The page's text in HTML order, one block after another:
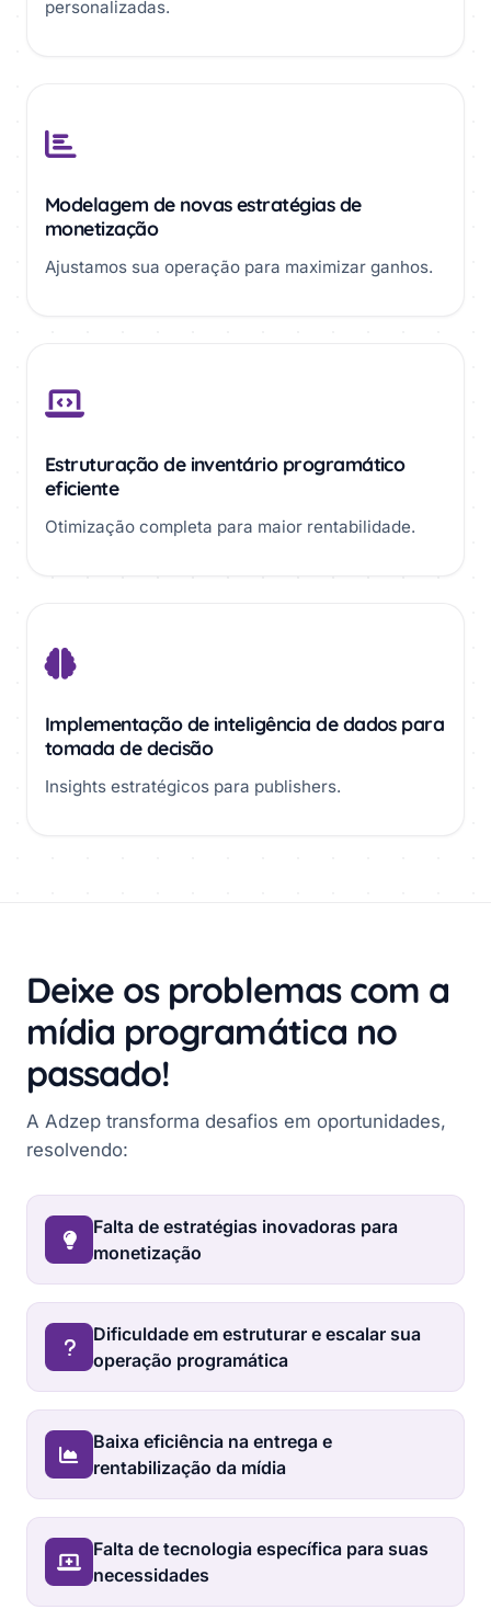
personalizadas.
Modelagem de novas estratégias de
monetização
Ajustamos sua operação para maximizar ganhos.
Estruturação de inventário programático
eficiente
Otimização completa para maior rentabilidade.
Implementação de inteligência de dados para
tomada de decisão
Insights estratégicos para publishers.
Deixe os problemas com a
mídia programática no
passado!
A Adzep transforma desafios em oportunidades,
resolvendo:
Falta de estratégias inovadoras para
monetização
Dificuldade em estruturar e escalar sua
operação programática
Baixa eficiência na entrega e
rentabilização da mídia
Falta de tecnologia específica para suas
necessidades